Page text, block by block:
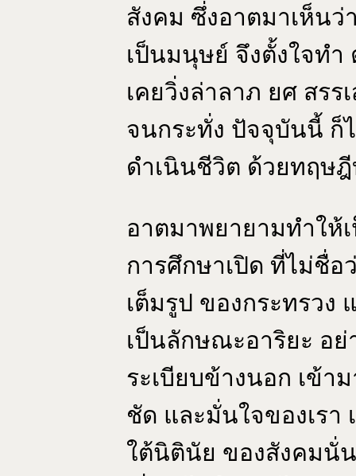
สังคม ซึ่งอาตมาเห็นว่
เป็นมนุษย์ จึงตั้งใจท
เคยวิ่งล่าลาภ ยศ สร
จนกระทั่ง ปัจจุบันนี้ ก็
ดำเนินชีวิต ด้วยทฤษ
อาตมาพยายามทำให้
การศึกษาเปิด ที่ไม่ชื่
เต็มรูป ของกระทรวง
เป็นลักษณะอาริยะ อย่
ระเบียบข้างนอก เข้า
ชัด และมั่นใจของเรา
ใต้นิตินัย ของสังคมนั่